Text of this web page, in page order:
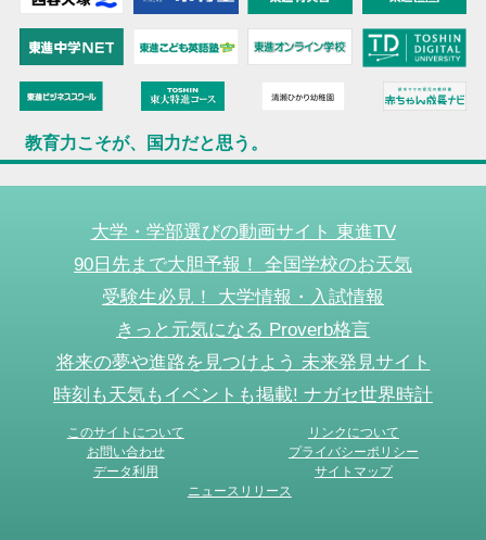
教育力こそが、国力だと思う。
大学・学部選びの動画サイト 東進TV
90日先まで大胆予報！ 全国学校のお天気
受験生必見！ 大学情報・入試情報
きっと元気になる Proverb格言
将来の夢や進路を見つけよう 未来発見サイト
時刻も天気もイベントも掲載! ナガセ世界時計
このサイトについて
リンクについて
お問い合わせ
プライバシーポリシー
データ利用
サイトマップ
ニュースリリース